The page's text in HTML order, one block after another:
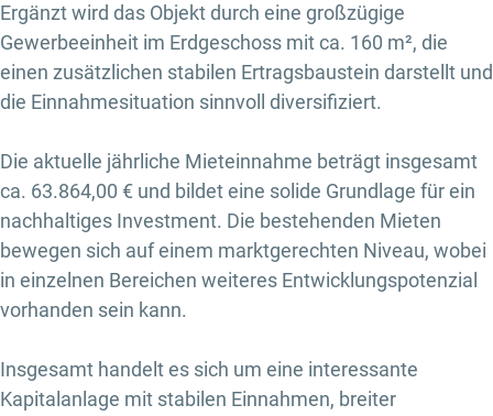
Ergänzt wird das Objekt durch eine großzügige
Gewerbeeinheit im Erdgeschoss mit ca. 160 m², die
einen zusätzlichen stabilen Ertragsbaustein darstellt und
die Einnahmesituation sinnvoll diversifiziert.
Die aktuelle jährliche Mieteinnahme beträgt insgesamt
ca. 63.864,00 € und bildet eine solide Grundlage für ein
nachhaltiges Investment. Die bestehenden Mieten
bewegen sich auf einem marktgerechten Niveau, wobei
in einzelnen Bereichen weiteres Entwicklungspotenzial
vorhanden sein kann.
Insgesamt handelt es sich um eine interessante
Kapitalanlage mit stabilen Einnahmen, breiter